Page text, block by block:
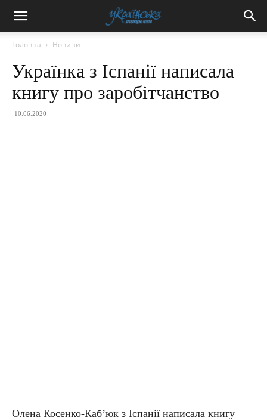
Головна Новини
Українка з Іспанії написала
книгу про заробітчанство
10.06.2020
Олена Косенко-Каб’юк з Іспанії написала книгу